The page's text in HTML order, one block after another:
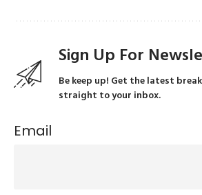
Sign Up For
Be keep up! Get the latest
straight to your inbox.
Email